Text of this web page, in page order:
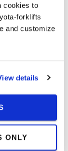
cookies to
forklifts
and customize
details
ONLY